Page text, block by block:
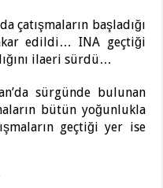
çatışmaların başladığı
edildi… INA geçtiği
ilaeri sürdü…
sürgünde bulunan
bütün yoğunlukla
geçtiği yer ise